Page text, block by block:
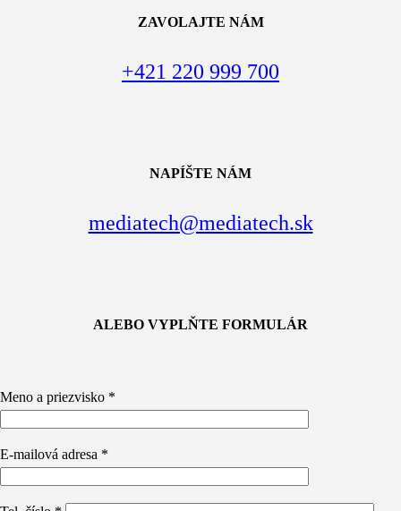
ZAVOLAJTE NÁM
+421 220 999 700
NAPÍŠTE NÁM
mediatech@mediatech.sk
ALEBO VYPLŇTE FORMULÁR
Meno a priezvisko *
E-mailová adresa *